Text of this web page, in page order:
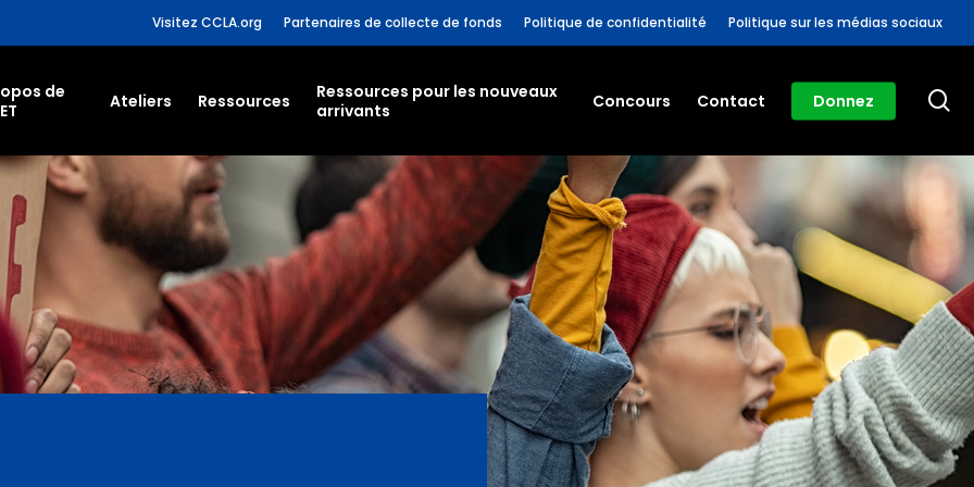
Visitez CCLA.org Partenaires de collecte de fonds Politique de confidentialité Politique sur les médias sociaux
fermer
de
Ateliers Ressources
Ressources pour les nouveaux
arrivants
Concours Contact Donnez